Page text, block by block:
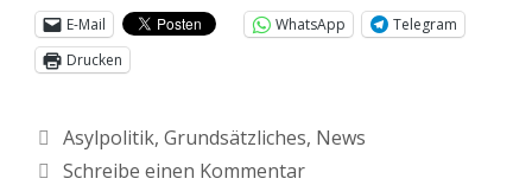
E-Mail
WhatsApp
Telegram
Drucken
Asylpolitik, Grundsätzliches, News
Schreibe einen Kommentar